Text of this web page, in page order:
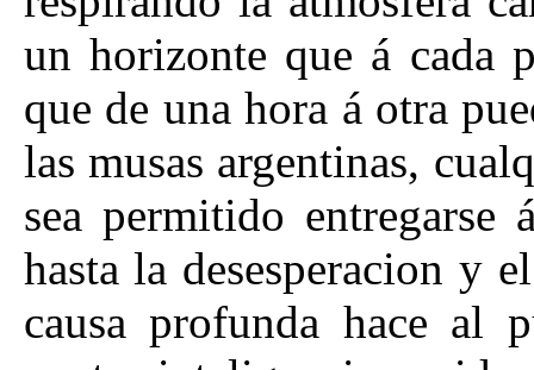
un horizonte que á cada
que de una hora á otra
las musas argentinas,
sea permitido entregarse
hasta la desesperacion y
causa profunda hace al